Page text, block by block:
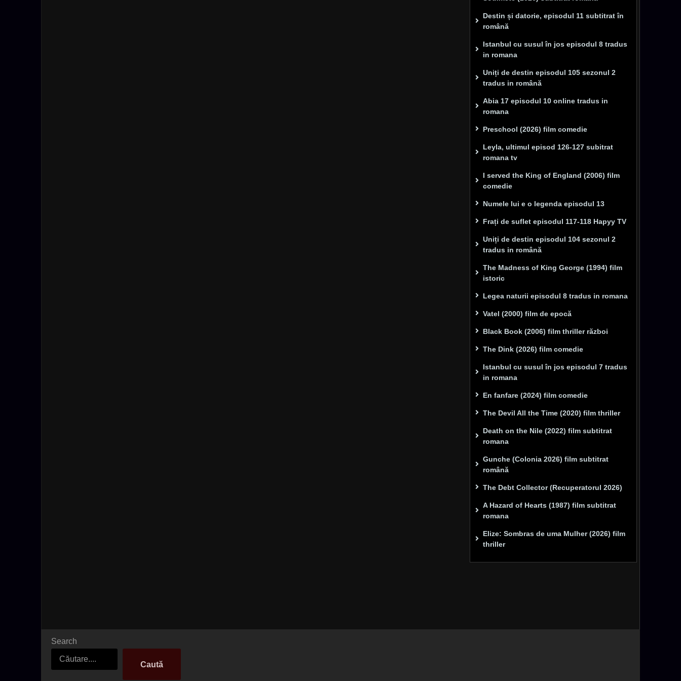
Destin și datorie, episodul 11 subtitrat în
română
Istanbul cu susul în jos episodul 8 tradus
in romana
Uniți de destin episodul 105 sezonul 2
tradus in română
Abia 17 episodul 10 online tradus in
romana
Preschool (2026) film comedie
Leyla, ultimul episod 126-127 subitrat
romana tv
I served the King of England (2006) film
comedie
Numele lui e o legenda episodul 13
Frați de suflet episodul 117-118 Hapyy TV
Uniți de destin episodul 104 sezonul 2
tradus in română
The Madness of King George (1994) film
istoric
Legea naturii episodul 8 tradus in romana
Vatel (2000) film de epocă
Black Book (2006) film thriller război
The Dink (2026) film comedie
Istanbul cu susul în jos episodul 7 tradus
in romana
En fanfare (2024) film comedie
The Devil All the Time (2020) film thriller
Death on the Nile (2022) film subtitrat
romana
Gunche (Colonia 2026) film subtitrat
română
The Debt Collector (Recuperatorul 2026)
A Hazard of Hearts (1987) film subtitrat
romana
Elize: Sombras de uma Mulher (2026) film
thriller
Search
Caută